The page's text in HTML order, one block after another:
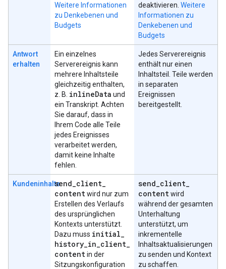
Weitere Informationen
zu Denkebenen und
Budgets
deaktivieren. Weitere
Informationen zu
Denkebenen und
Budgets
Antwort
erhalten
Ein einzelnes
Serverereignis kann
mehrere Inhaltsteile
gleichzeitig enthalten,
z. B. inlineData und
ein Transkript. Achten
Sie darauf, dass in
Ihrem Code alle Teile
jedes Ereignisses
verarbeitet werden,
damit keine Inhalte
fehlen.
Jedes Serverereignis
enthält nur einen
Inhaltsteil. Teile werden
in separaten
Ereignissen
bereitgestellt.
Kundeninhaltesend_client_
contentwird nur zum
Erstellen des Verlaufs
des ursprünglichen
Kontexts unterstützt.
Dazu muss initial_
history_in_client_
contentin der
Sitzungskonfiguration
send_client_
contentwird
während der gesamten
Unterhaltung
unterstützt, um
inkrementelle
Inhaltsaktualisierungen
zu senden und Kontext
zu schaffen.